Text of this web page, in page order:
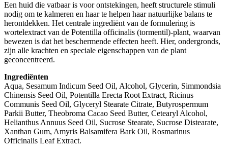
Een huid die vatbaar is voor ontstekingen, heeft structurele stimuli
nodig om te kalmeren en haar te helpen haar natuurlijke balans te
herontdekken. Het centrale ingrediënt van de formulering is
wortelextract van de Potentilla officinalis (tormentil)-plant, waarvan
bewezen is dat het beschermende effecten heeft. Hier, ondergronds,
zijn alle krachten en speciale eigenschappen van de plant
geconcentreerd.
Ingrediënten
Aqua, Sesamum Indicum Seed Oil, Alcohol, Glycerin, Simmondsia
Chinensis Seed Oil, Potentilla Erecta Root Extract, Ricinus
Communis Seed Oil, Glyceryl Stearate Citrate, Butyrospermum
Parkii Butter, Theobroma Cacao Seed Butter, Cetearyl Alcohol,
Helianthus Annuus Seed Oil, Sucrose Stearate, Sucrose Distearate,
Xanthan Gum, Amyris Balsamifera Bark Oil, Rosmarinus
Officinalis Leaf Extract.